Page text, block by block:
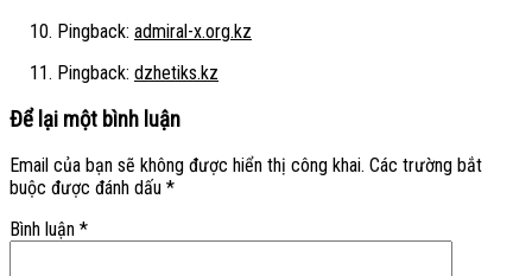
Pingback: admiral-x.org.kz
Pingback: dzhetiks.kz
Để lại một bình luận
Email của bạn sẽ không được hiển thị công khai. Các trường bắt
buộc được đánh dấu *
Bình luận *